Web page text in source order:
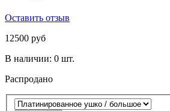
Оставить отзыв
12500 руб
В наличии: 0 шт.
Распродано